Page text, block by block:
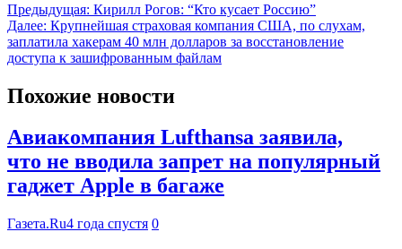
Предыдущая: Кирилл Рогов: “Кто кусает Россию”
Далее: Крупнейшая страховая компания США, по слухам,
заплатила хакерам 40 млн долларов за восстановление
доступа к зашифрованным файлам
Похожие новости
Авиакомпания Lufthansa заявила,
что не вводила запрет на популярный
гаджет Apple в багаже
Газета.Ru4 года спустя 0